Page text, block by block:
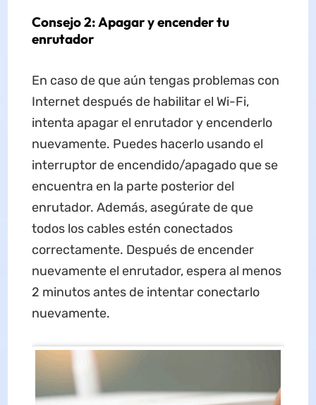
Consejo 2: Apagar y encender tu
enrutador
En caso de que aún tengas problemas con
Internet después de habilitar el Wi-Fi,
intenta apagar el enrutador y encenderlo
nuevamente. Puedes hacerlo usando el
interruptor de encendido/apagado que se
encuentra en la parte posterior del
enrutador. Además, asegúrate de que
todos los cables estén conectados
correctamente. Después de encender
nuevamente el enrutador, espera al menos
2 minutos antes de intentar conectarlo
nuevamente.